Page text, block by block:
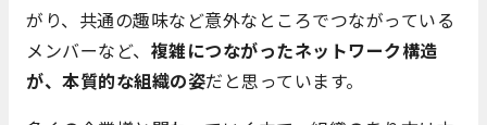
がり、共通の趣味など意外なところでつながっている
メンバーなど、 複雑につながったネットワーク構造
が、本質的な組織の姿だと思っています。